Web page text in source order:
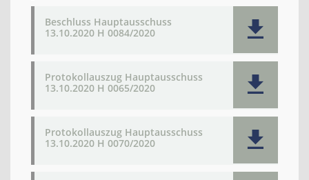
Beschluss Hauptausschuss
13.10.2020 H 0084/2020
Protokollauszug Hauptausschuss
13.10.2020 H 0065/2020
Protokollauszug Hauptausschuss
13.10.2020 H 0070/2020